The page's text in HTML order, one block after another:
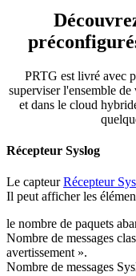
PRTG est livré avec
superviser l'ensemble
et dans le cloud
Récepteur Syslog
Le capteurRécepteur
Il peut afficher les
le nombre de paquets
Nombre de messages
avertissement ».
Nombre de messages